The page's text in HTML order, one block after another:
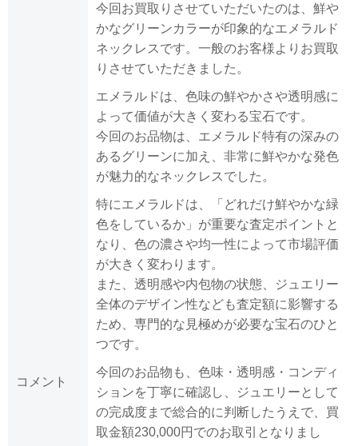
コメント
今回お買取りさせていただいたのは、鮮や
かなグリーンカラーが印象的なエメラルド
ネックレスです。一般のお客様よりお買取
りさせていただきました。
エメラルドは、色味の鮮やかさや透明感に
よって価値が大きく変わる宝石です。
今回のお品物は、エメラルド特有の深みの
あるグリーンに加え、非常に鮮やかな発色
が魅力的なネックレスでした。
特にエメラルドは、「どれだけ鮮やかな緑
色をしているか」が重要な査定ポイントと
なり、色の濃さや均一性によって市場評価
が大きく変わります。
また、透明感や内包物の状態、ジュエリー
全体のデザイン性なども査定額に影響する
ため、専門的な見極めが必要な宝石のひと
つです。
今回のお品物も、色味・透明感・コンディ
ションを丁寧に確認し、ジュエリーとして
の完成度まで総合的に判断したうえで、買
取金額230,000円でのお取引となりまし